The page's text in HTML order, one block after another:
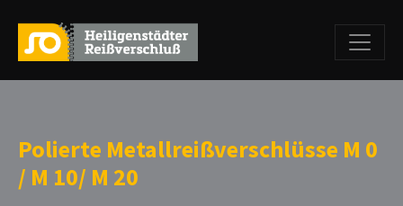
Polierte Metallreißverschlüsse M 0
/ M 10/ M 20